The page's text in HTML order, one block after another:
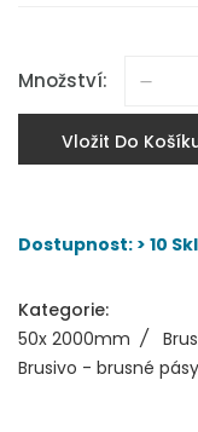
Množství:
Vložit Do
Dostupnost: > 10
Kategorie:
50x 2000mm /
Brusivo - brusné pásy